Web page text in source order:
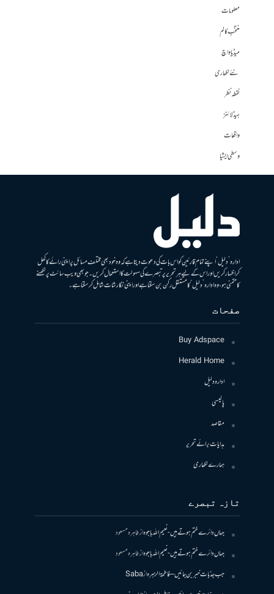
معلومات
منتخب کالم
میڈیا واچ
نئے لکھاری
نقطہ نظر
ہیڈلائنز
واقعات
وسطی ایشیا
ادارہ ’دلیل‘ اپنے تمام قارئین کو اس بات کی دعوت دیتا ہے کہ وہ خود بھی مختلف مسائل پر اپنی رائے کا کھل
کر اظہار کریں اور اس کے لیے ہر تحریر پر تبصرے کی سہولت کا استعمال کریں۔ جو بھی ویب سائٹ پر لکھنے
کا متمنی ہو، وہ ادارہ ’دلیل‘ کا مستقل رکن بن سکتا ہے اور اپنی نگارشات شامل کرسکتا ہے۔
صفحات
Buy Adspace
Herald Home
ادارہ دلیل
پالیسی
مقاصد
ہدایات برائے تحریر
ہمارے لکھاری
تازہ تبصرے
جہاں دائرے ختم ہوتے ہیں- نعیم اللہ باجوہازطاہرہ مسعود
جہاں دائرے ختم ہوتے ہیں- نعیم اللہ باجوہازطاہرہ مسعود
جب جذبات خبر بن جائیں – فاطمۃالزہرہازSaba